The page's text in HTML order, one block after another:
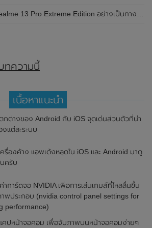
Pro Extreme Edition อย่างเป็นทางการแล้วในประเทศจีน
ทความนี้
เนื้อหาแนะนำ
กต่างของ Android กับ iOS จุดเด่นส่วนตัวที่น่า
งแต่ละระบบ
รื่องค้าง แอพเด้งหลุดใน iOS และ Android มาดู
ครับ
าการ์ดจอ NVIDIA เพื่อการเล่นเกมส์ที่ไหลลื่นขึ้น
พประกอบ (nvidia control panel settings for
performance)
คปหน้าจอคอม เพื่อจับภาพบนหน้าจอคอมง่ายๆ